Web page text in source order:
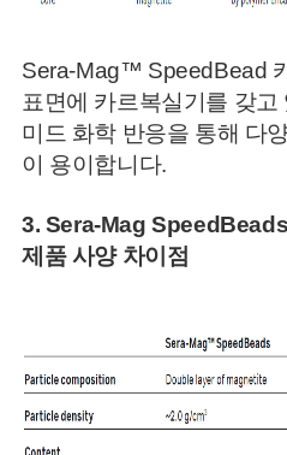
Sera-Mag™ SpeedBead
표면에 카르복실기를 갖고
미드 화학 반응을 통해 다
이 용이합니다.
3. Sera-Mag
제품 사양 차이점